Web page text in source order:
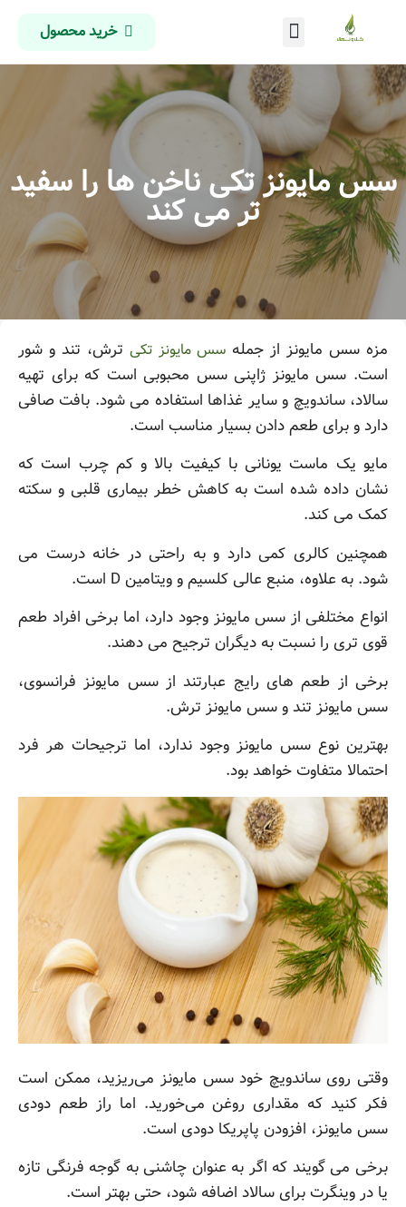
خرید محصول
سس مایونز تکی ناخن ها را سفید
تر می کند
مزه سس مایونز از جمله سس مایونز تکی ترش، تند و شور
است. سس مایونز ژاپنی سس محبوبی است که برای تهیه
سالاد، ساندویچ و سایر غذاها استفاده می شود. بافت صافی
دارد و برای طعم دادن بسیار مناسب است.
مایو یک ماست یونانی با کیفیت بالا و کم چرب است که
نشان داده شده است به کاهش خطر بیماری قلبی و سکته
کمک می کند.
همچنین کالری کمی دارد و به راحتی در خانه درست می
شود. به علاوه، منبع عالی کلسیم و ویتامین D است.
انواع مختلفی از سس مایونز وجود دارد، اما برخی افراد طعم
قوی تری را نسبت به دیگران ترجیح می دهند.
برخی از طعم های رایج عبارتند از سس مایونز فرانسوی،
سس مایونز تند و سس مایونز ترش.
بهترین نوع سس مایونز وجود ندارد، اما ترجیحات هر فرد
احتمالا متفاوت خواهد بود.
وقتی روی ساندویچ خود سس مایونز می‌ریزید، ممکن است
فکر کنید که مقداری روغن می‌خورید. اما راز طعم دودی
سس مایونز، افزودن پاپریکا دودی است.
برخی می گویند که اگر به عنوان چاشنی به گوجه فرنگی تازه
یا در وینگرت برای سالاد اضافه شود، حتی بهتر است.